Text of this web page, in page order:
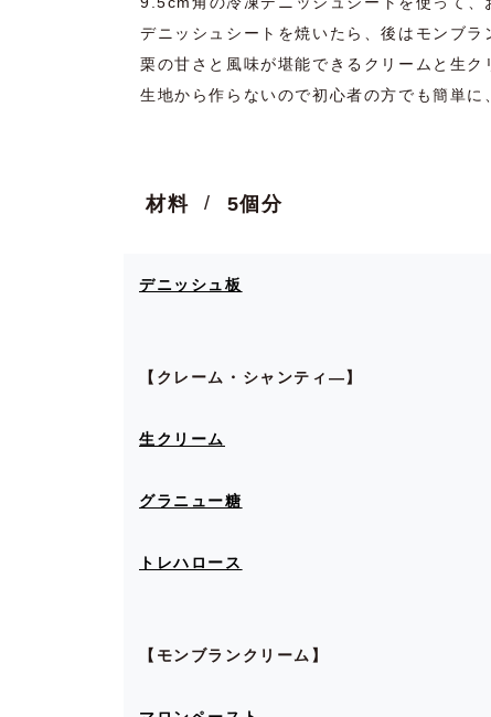
デニッシュシートを焼いたら、後はモンブラ
栗の甘さと風味が堪能できるクリームと生
生地から作らないので初心者の方でも簡単
材料 5個分
デニッシュ板
【クレーム・シャンティ―】
生クリーム
グラニュー糖
トレハロース
【モンブランクリーム】